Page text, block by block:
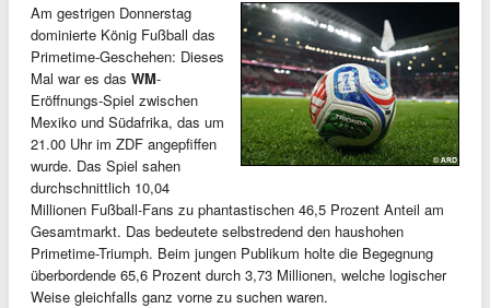
Am gestrigen Donnerstag
dominierte König Fußball das
Primetime-Geschehen: Dieses
Mal war es das WM-
Eröffnungs-Spiel zwischen
Mexiko und Südafrika, das um
21.00 Uhr im ZDF angepfiffen
wurde. Das Spiel sahen
durchschnittlich 10,04
Millionen Fußball-Fans zu phantastischen 46,5 Prozent Anteil am
Gesamtmarkt. Das bedeutete selbstredend den haushohen
Primetime-Triumph. Beim jungen Publikum holte die Begegnung
überbordende 65,6 Prozent durch 3,73 Millionen, welche logischer
Weise gleichfalls ganz vorne zu suchen waren.